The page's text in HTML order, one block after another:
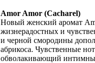
Amor Amor (Cacharel)
Новый женский аромат
жизнерадостных и
и черной смородины
абрикоса. Чувственные
обволакивающий